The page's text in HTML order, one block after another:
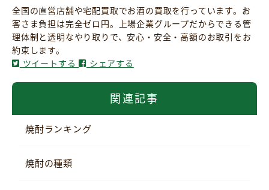
全国の直営店舗や宅配買取でお酒の買取を行っています。お
客さま負担は完全ゼロ円。上場企業グループだからできる管
理体制と透明なやり取りで、安心・安全・高額のお取引をお
約束します。
ツイートする
シェアする
関連記事
焼酎ランキング
焼酎の種類